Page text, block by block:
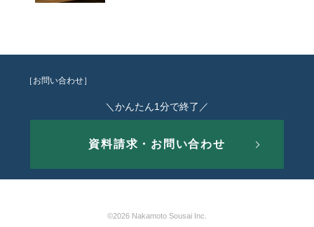
［お問い合わせ］
＼かんたん1分で終了／
資料請求・お問い合わせ
©2026 Nakamoto Sousai Inc.